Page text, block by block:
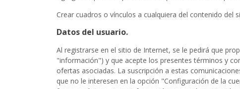
Crear cuadros o vínculos a cualquiera del contenido
Datos del usuario.
Al registrarse en el sitio de Internet, se le pedirá que
"información") y que acepte los presentes términos y
ofertas asociadas. La suscripción a estas
que no le interesen en la opción "Configuración de la